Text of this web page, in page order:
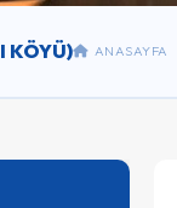
KÖYÜ) ANASAYFA